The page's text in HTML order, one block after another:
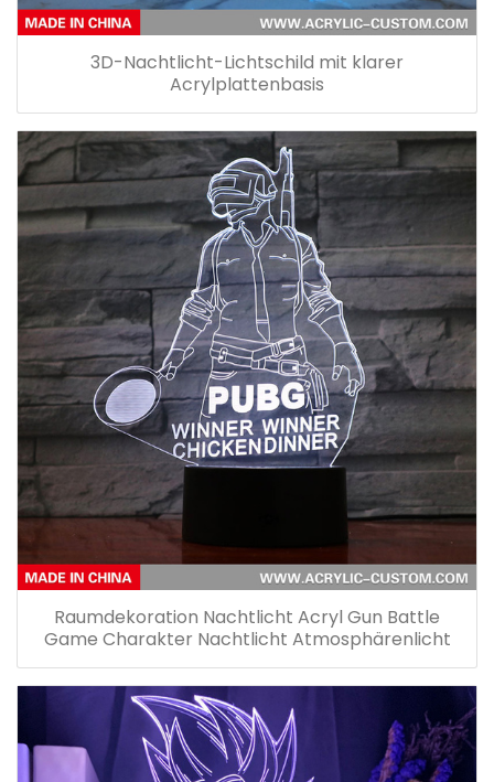
3D-Nachtlicht-Lichtschild mit klarer
Acrylplattenbasis
Raumdekoration Nachtlicht Acryl Gun Battle
Game Charakter Nachtlicht Atmosphärenlicht